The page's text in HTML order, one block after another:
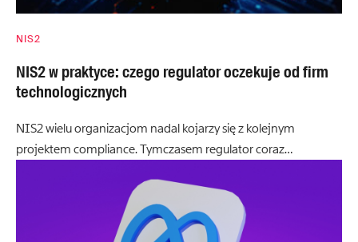
NIS2
NIS2 w praktyce: czego regulator oczekuje od firm
technologicznych
NIS2 wielu organizacjom nadal kojarzy się z kolejnym
projektem compliance. Tymczasem regulator coraz…